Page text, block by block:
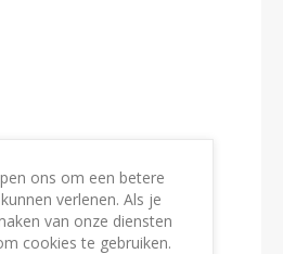
incl. BTW
ons om een betere
verlenen. Als je
van onze diensten
cookies te gebruiken.